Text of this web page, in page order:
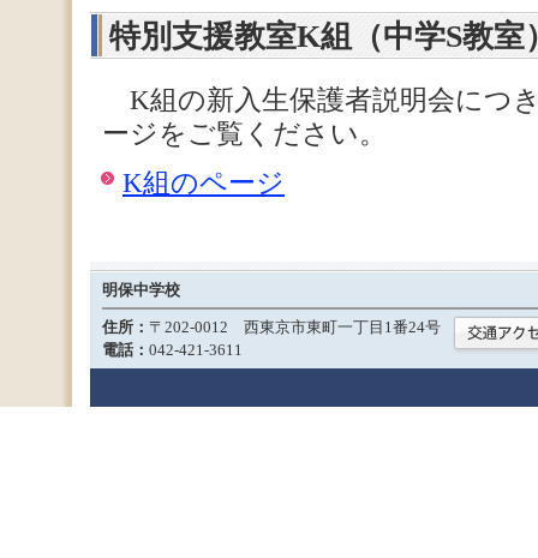
特別支援教室K組（中学S教
K組の新入生保護者説明会につ
ージをご覧ください。
K組のページ
明保中学校
住所： 〒202-0012 西東京市東町一丁目1番24号
電話： 042-421-3611